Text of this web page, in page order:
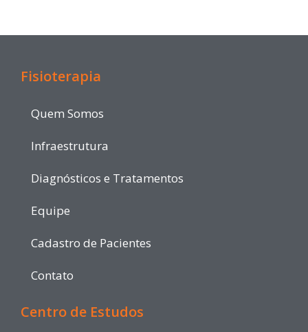
Fisioterapia
Quem Somos
Infraestrutura
Diagnósticos e Tratamentos
Equipe
Cadastro de Pacientes
Contato
Centro de Estudos